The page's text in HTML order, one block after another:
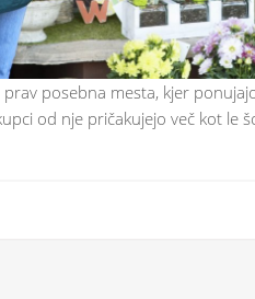
posebna mesta, kjer
od nje pričakujejo več kot le